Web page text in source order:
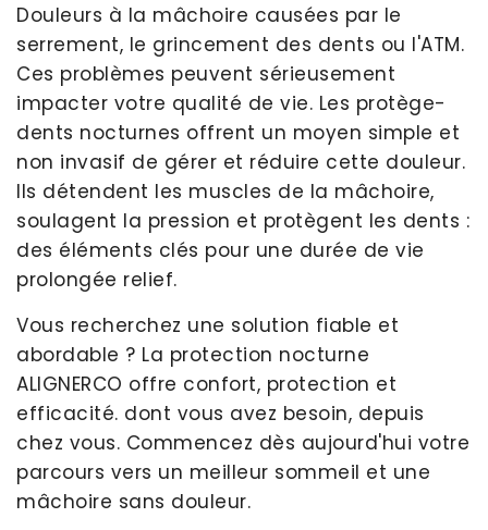
Douleurs à la mâchoire causées par le
serrement, le grincement des dents ou l'ATM.
Ces problèmes peuvent sérieusement
impacter votre qualité de vie. Les protège-
dents nocturnes offrent un moyen simple et
non invasif de gérer et réduire cette douleur.
Ils détendent les muscles de la mâchoire,
soulagent la pression et protègent les dents :
des éléments clés pour une durée de vie
prolongée relief.
Vous recherchez une solution fiable et
abordable ? La protection nocturne
ALIGNERCO offre confort, protection et
efficacité. dont vous avez besoin, depuis
chez vous. Commencez dès aujourd'hui votre
parcours vers un meilleur sommeil et une
mâchoire sans douleur.